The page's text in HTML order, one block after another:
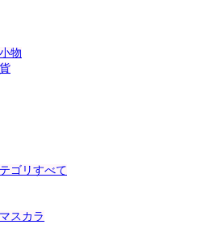
物
ゴリすべて
スカラ